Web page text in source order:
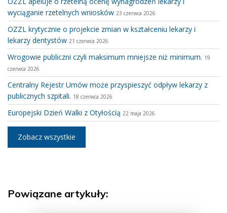
wyciąganie rzetelnych wniosków 23 czerwca 2026
OZZL krytycznie o projekcie zmian w kształceniu lekarzy i
lekarzy dentystów 21 czerwca 2026
Wrogowie publiczni czyli maksimum mniejsze niż minimum. 19
czerwca 2026
Centralny Rejestr Umów może przyspieszyć odpływ lekarzy z
publicznych szpitali. 18 czerwca 2026
Europejski Dzień Walki z Otyłością 22 maja 2026
Zobacz wszystkie
Powiązane artykuły: